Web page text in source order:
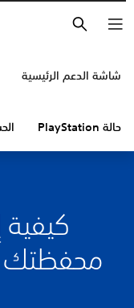
شاشة الدعم الرئيسية
حالة PlayStation
كيفية